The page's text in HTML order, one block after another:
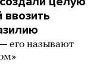
его называют